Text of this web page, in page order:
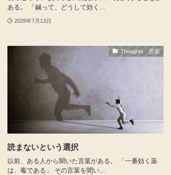
ある。 「鍼って、どうして効く...
2026年7月13日
Thoughts 思索
読まないという選択
以前、ある人から聞いた言葉がある。 「一番効く薬
は、毒である」 その言葉を聞い...